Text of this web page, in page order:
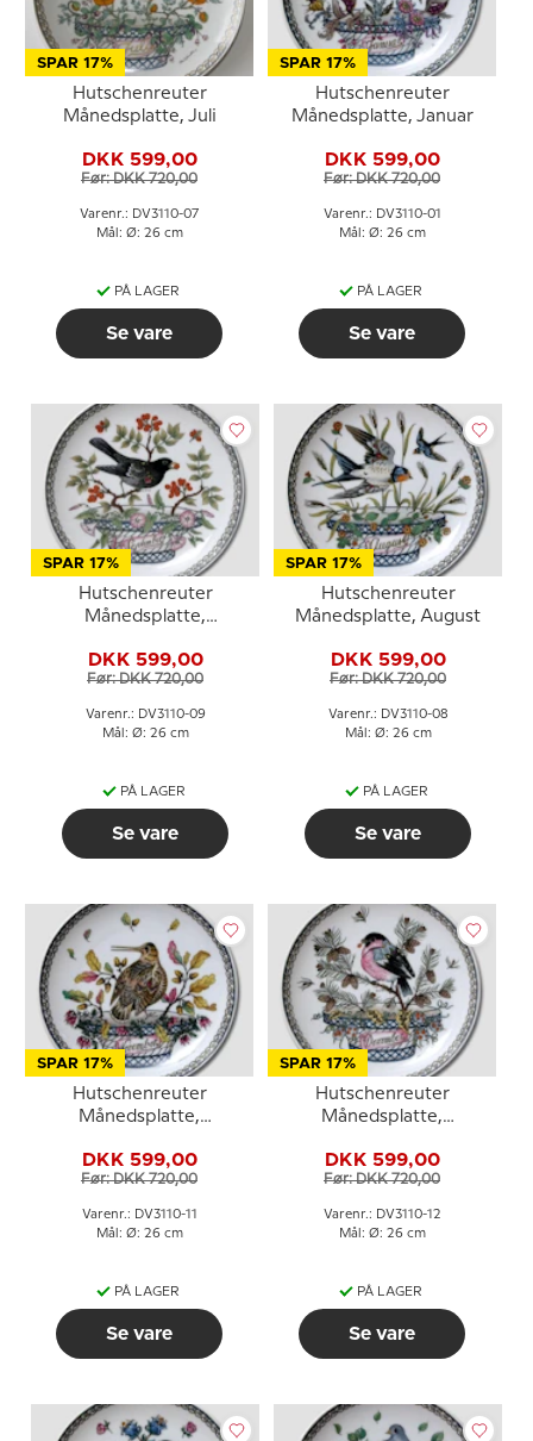
SPAR 17%
Hutschenreuter
Månedsplatte, Juli
DKK 599,00
Før: DKK 720,00
Varenr.: DV3110-07
Mål: Ø: 26 cm
PÅ LAGER
Se vare
SPAR 17%
Hutschenreuter
Månedsplatte, Januar
DKK 599,00
Før: DKK 720,00
Varenr.: DV3110-01
Mål: Ø: 26 cm
PÅ LAGER
Se vare
SPAR 17%
Hutschenreuter
Månedsplatte,
DKK 599,00
Før: DKK 720,00
Varenr.: DV3110-09
Mål: Ø: 26 cm
PÅ LAGER
Se vare
SPAR 17%
Hutschenreuter
Månedsplatte, August
DKK 599,00
Før: DKK 720,00
Varenr.: DV3110-08
Mål: Ø: 26 cm
PÅ LAGER
Se vare
SPAR 17%
Hutschenreuter
Månedsplatte,
DKK 599,00
Før: DKK 720,00
Varenr.: DV3110-11
Mål: Ø: 26 cm
PÅ LAGER
Se vare
SPAR 17%
Hutschenreuter
Månedsplatte,
DKK 599,00
Før: DKK 720,00
Varenr.: DV3110-12
Mål: Ø: 26 cm
PÅ LAGER
Se vare